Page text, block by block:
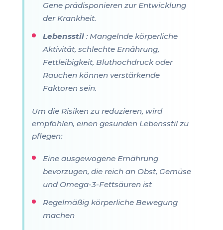
Gene prädisponieren zur Entwicklung
der Krankheit.
Lebensstil: Mangelnde körperliche
Aktivität, schlechte Ernährung,
Fettleibigkeit, Bluthochdruck oder
Rauchen können verstärkende
Faktoren sein.
Um die Risiken zu reduzieren, wird
empfohlen, einen gesunden Lebensstil zu
pflegen:
Eine ausgewogene Ernährung
bevorzugen, die reich an Obst, Gemüse
und Omega-3-Fettsäuren ist
Regelmäßig körperliche Bewegung
machen